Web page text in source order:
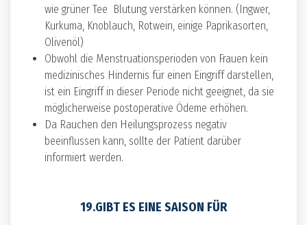
wie grüner Tee Blutung verstärken können. (Ingwer,
Kurkuma, Knoblauch, Rotwein, einige Paprikasorten,
Olivenöl)
Obwohl die Menstruationsperioden von Frauen kein
medizinisches Hindernis für einen Eingriff darstellen,
ist ein Eingriff in dieser Periode nicht geeignet, da sie
möglicherweise postoperative Ödeme erhöhen.
Da Rauchen den Heilungsprozess negativ
beeinflussen kann, sollte der Patient darüber
informiert werden.
19.GIBT ES EINE SAISON FÜR